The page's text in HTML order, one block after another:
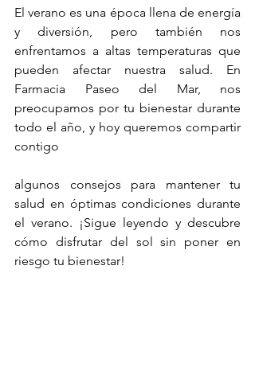
El verano es una época llena de energía
y diversión, pero también nos
enfrentamos a altas temperaturas que
pueden afectar nuestra salud. En
Farmacia Paseo del Mar, nos
preocupamos por tu bienestar durante
todo el año, y hoy queremos compartir
contigo
algunos consejos para mantener tu
salud en óptimas condiciones durante
el verano. ¡Sigue leyendo y descubre
cómo disfrutar del sol sin poner en
riesgo tu bienestar!